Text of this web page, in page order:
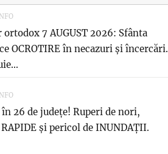
ortodox 7 AUGUST 2026: Sfânta
OCROTIRE în necazuri și încercări.
în 26 de județe! Ruperi de nori,
și pericol de INUNDAȚII.